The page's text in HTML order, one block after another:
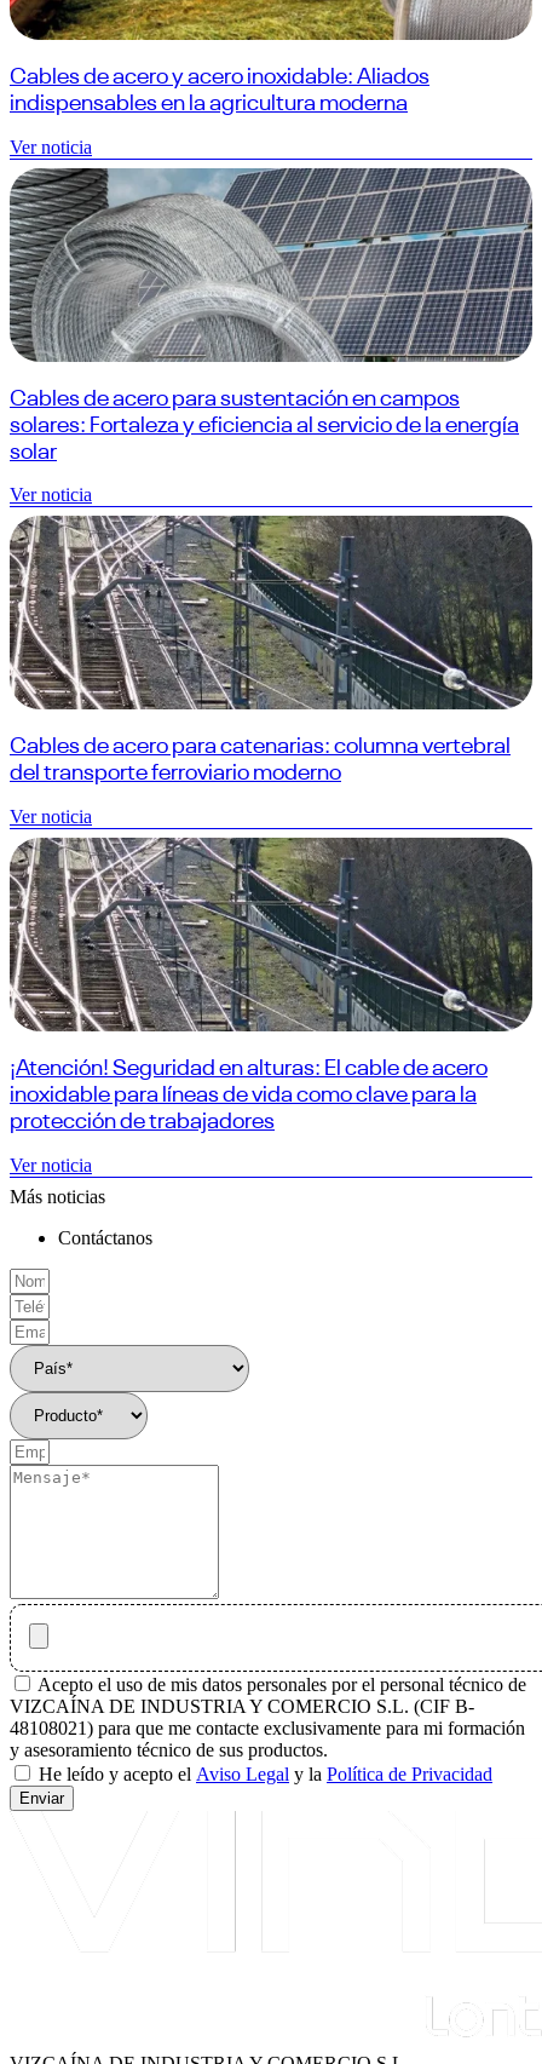
Cables de acero y acero inoxidable: Aliados
indispensables en la agricultura moderna
Ver noticia
Cables de acero para sustentación en campos
solares: Fortaleza y eficiencia al servicio de la energía
solar
Ver noticia
Cables de acero para catenarias: columna vertebral
del transporte ferroviario moderno
Ver noticia
¡Atención! Seguridad en alturas: El cable de acero
inoxidable para líneas de vida como clave para la
protección de trabajadores
Ver noticia
Más noticias
Contáctanos
Acepto el uso de mis datos personales por el personal técnico de
VIZCAÍNA DE INDUSTRIA Y COMERCIO S.L. (CIF B-
48108021) para que me contacte exclusivamente para mi formación
y asesoramiento técnico de sus productos.
He leído y acepto el Aviso Legal y la Política de Privacidad
Enviar